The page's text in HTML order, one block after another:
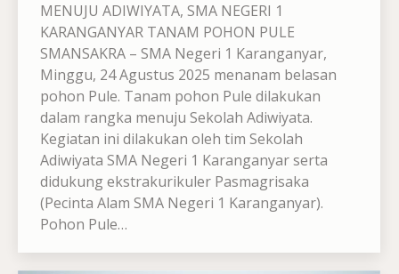
MENUJU ADIWIYATA, SMA NEGERI 1
KARANGANYAR TANAM POHON PULE
SMANSAKRA – SMA Negeri 1 Karanganyar,
Minggu, 24 Agustus 2025 menanam belasan
pohon Pule. Tanam pohon Pule dilakukan
dalam rangka menuju Sekolah Adiwiyata.
Kegiatan ini dilakukan oleh tim Sekolah
Adiwiyata SMA Negeri 1 Karanganyar serta
didukung ekstrakurikuler Pasmagrisaka
(Pecinta Alam SMA Negeri 1 Karanganyar).
Pohon Pule…